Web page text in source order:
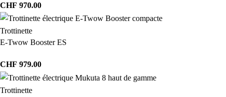
CHF 970.00
Trottinette
E-Twow Booster ES
CHF 979.00
Trottinette